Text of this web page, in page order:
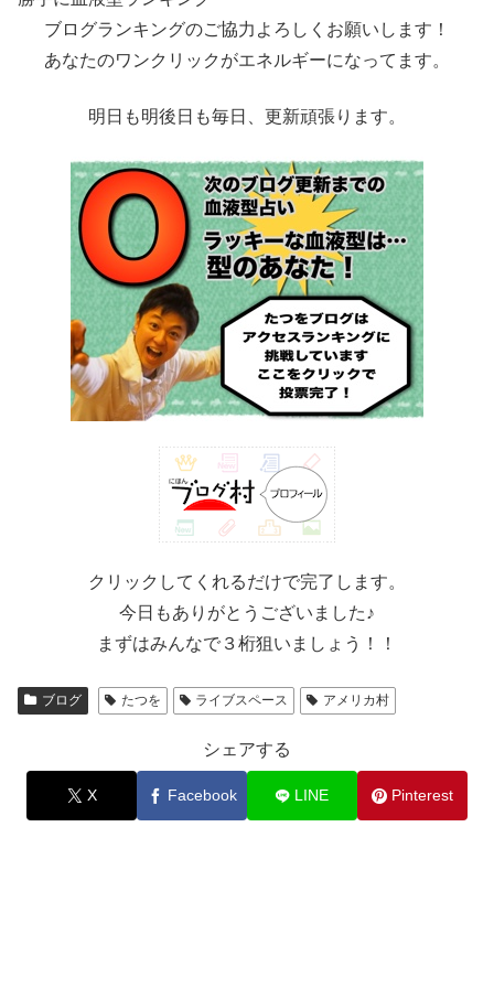
ブログランキングのご協力よろしくお願いします！
あなたのワンクリックがエネルギーになってます。
明日も明後日も毎日、更新頑張ります。
クリックしてくれるだけで完了します。
今日もありがとうございました♪
まずはみんなで３桁狙いましょう！！
ブログ たつを ライブスペース アメリカ村
シェアする
X Facebook LINE Pinterest